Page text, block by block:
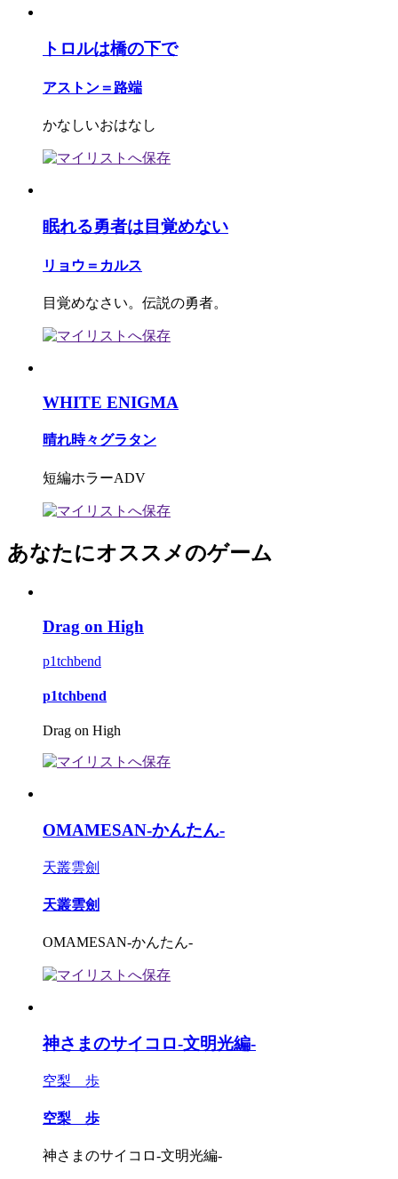
トロルは橋の下で
アストン＝路端
かなしいおはなし
眠れる勇者は目覚めない
リョウ＝カルス
目覚めなさい。伝説の勇者。
WHITE ENIGMA
晴れ時々グラタン
短編ホラーADV
あなたにオススメのゲーム
Drag on High
p1tchbend
p1tchbend
Drag on High
OMAMESAN-かんたん-
天叢雲劍
天叢雲劍
OMAMESAN-かんたん-
神さまのサイコロ-文明光編-
空梨 歩
空梨 歩
神さまのサイコロ-文明光編-